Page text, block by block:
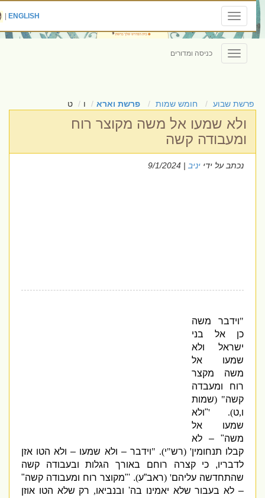
Toggle
navigation
ENGLISH
|
Toggle
navigation
כניסה ומדורים
פרשת שבוע חומש שמות פרשת וארא ו ט
ולא שמעו אל משה מקוצר רוח
ומעבודה קשה
נכתב על ידייניב| 9/1/2024
וידבר משה
כן אל בני
ישראל ולא
שמעו אל
שה מקצר
רוח ומעבדה
קשה" (שמות
ט). '
ולא
שמעו אל
משה" –לא
קבלו תנחומין' (רש"י). "וידבר – ולא שמעו – ולא הטו אזן
לדבריו,כי קצרה רוחם באורך הגלות
ובעבודה קשה
שהתחדשה עליהם' (ראב”ע)
.
'
" מקוצר רוח ומעבודה קשה"
–לא בעבור שלא יאמינו בה'ובנביאו,רק שלא הטו אוזן